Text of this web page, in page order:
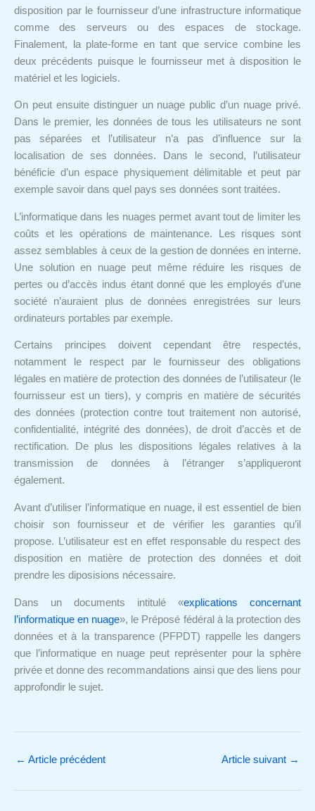
disposition par le fournisseur d’une infrastructure informatique
comme des serveurs ou des espaces de stockage.
Finalement, la plate-forme en tant que service combine les
deux précédents puisque le fournisseur met à disposition le
matériel et les logiciels.
On peut ensuite distinguer un nuage public d’un nuage privé.
Dans le premier, les données de tous les utilisateurs ne sont
pas séparées et l’utilisateur n’a pas d’influence sur la
localisation de ses données. Dans le second, l’utilisateur
bénéficie d’un espace physiquement délimitable et peut par
exemple savoir dans quel pays ses données sont traitées.
L’informatique dans les nuages permet avant tout de limiter les
coûts et les opérations de maintenance. Les risques sont
assez semblables à ceux de la gestion de données en interne.
Une solution en nuage peut même réduire les risques de
pertes ou d’accès indus étant donné que les employés d’une
société n’auraient plus de données enregistrées sur leurs
ordinateurs portables par exemple.
Certains principes doivent cependant être respectés,
notamment le respect par le fournisseur des obligations
légales en matière de protection des données de l’utilisateur (le
fournisseur est un tiers), y compris en matière de sécurités
des données (protection contre tout traitement non autorisé,
confidentialité, intégrité des données), de droit d’accès et de
rectification. De plus les dispositions légales relatives à la
transmission de données à l’étranger s’appliqueront
également.
Avant d’utiliser l’informatique en nuage, il est essentiel de bien
choisir son fournisseur et de vérifier les garanties qu’il
propose. L’utilisateur est en effet responsable du respect des
disposition en matière de protection des données et doit
prendre les diposisions nécessaire.
Dans un documents intitulé «explications concernant
l’informatique en nuage», le Préposé fédéral à la protection des
données et à la transparence (PFPDT) rappelle les dangers
que l’informatique en nuage peut représenter pour la sphère
privée et donne des recommandations ainsi que des liens pour
approfondir le sujet.
← Article précédent Article suivant →